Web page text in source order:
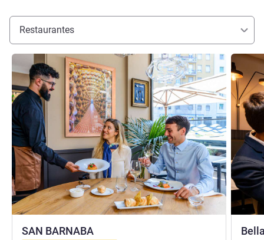
Restaurantes
SAN BARNABA
Más información Más